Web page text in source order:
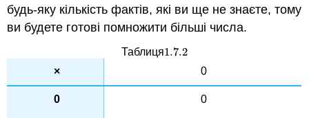
будь-яку кількість фактів, які ви ще не знаєте, тому
ви будете готові помножити більші числа.
Таблиця1.7.2
1.7.2
0
0